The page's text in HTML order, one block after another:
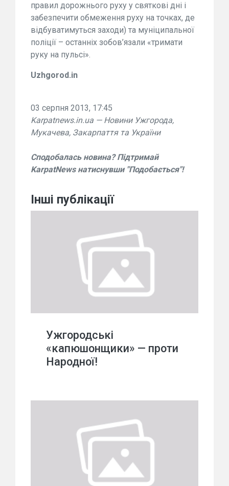
правил дорожнього руху у святкові дні і
забезпечити обмеження руху на точках, де
відбуватимуться заходи) та муніципальної
поліції – останніх зобов’язали «тримати
руку на пульсі».
Uzhgorod.in
03 серпня 2013, 17:45
Karpatnews.in.ua — Новини Ужгорода,
Мукачева, Закарпаття та України
Сподобалась новина? Підтримай
KarpatNews натиснувши "Подобається"!
Інші публікації
Ужгородські
«капюшонщики» — проти
Народної!